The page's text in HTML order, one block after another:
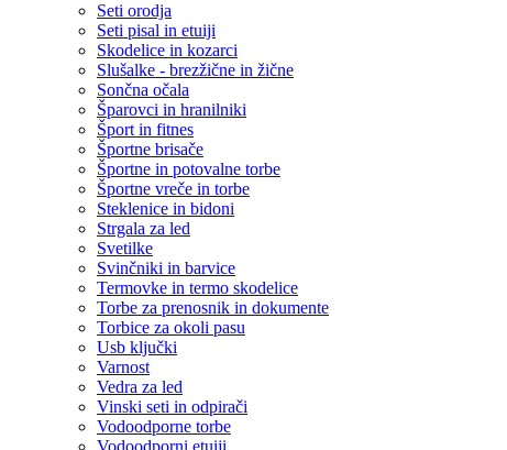
Seti orodja
Seti pisal in etuiji
Skodelice in kozarci
Slušalke - brezžične in žične
Sončna očala
Šparovci in hranilniki
Šport in fitnes
Športne brisače
Športne in potovalne torbe
Športne vreče in torbe
Steklenice in bidoni
Strgala za led
Svetilke
Svinčniki in barvice
Termovke in termo skodelice
Torbe za prenosnik in dokumente
Torbice za okoli pasu
Usb ključki
Varnost
Vedra za led
Vinski seti in odpirači
Vodoodporne torbe
Vodoodporni etuiji